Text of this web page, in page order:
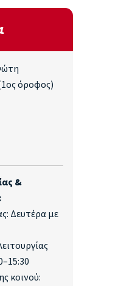
όροφος)
&
Δευτέρα με
κοινού: